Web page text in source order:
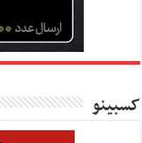
کسبینو